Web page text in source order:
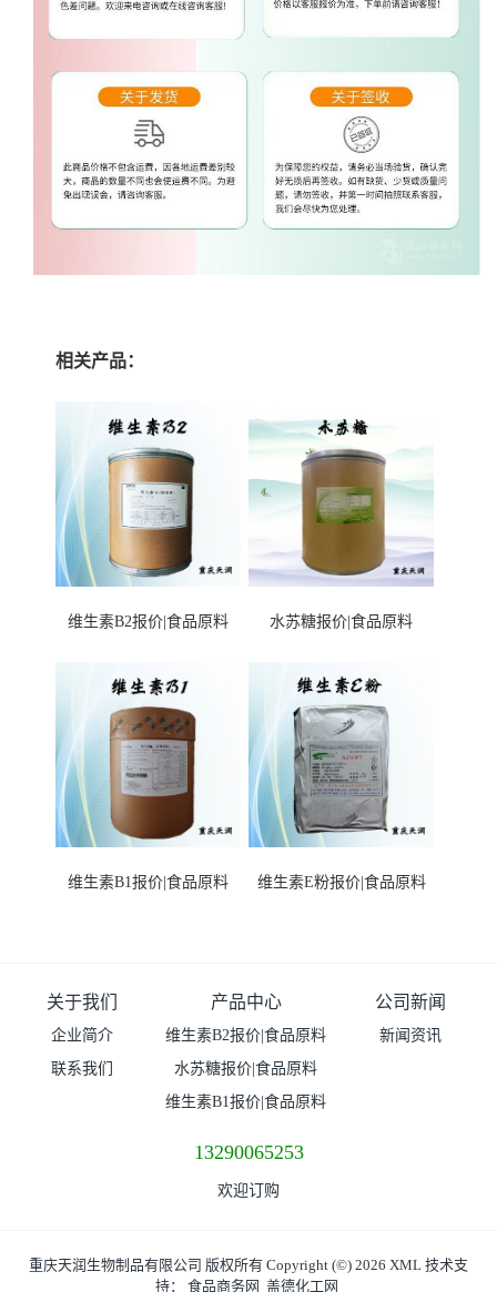
相关产品：
维生素B2报价|食品原料 水苏糖报价|食品原料
维生素B1报价|食品原料 维生素E粉报价|食品原料
关于我们
企业简介
联系我们
产品中心
维生素B2报价|食品原料
水苏糖报价|食品原料
维生素B1报价|食品原料
公司新闻
新闻资讯
13290065253
欢迎订购
重庆天润生物制品有限公司 版权所有 Copyright (©) 2026 XML 技术支
持： 食品商务网 盖德化工网